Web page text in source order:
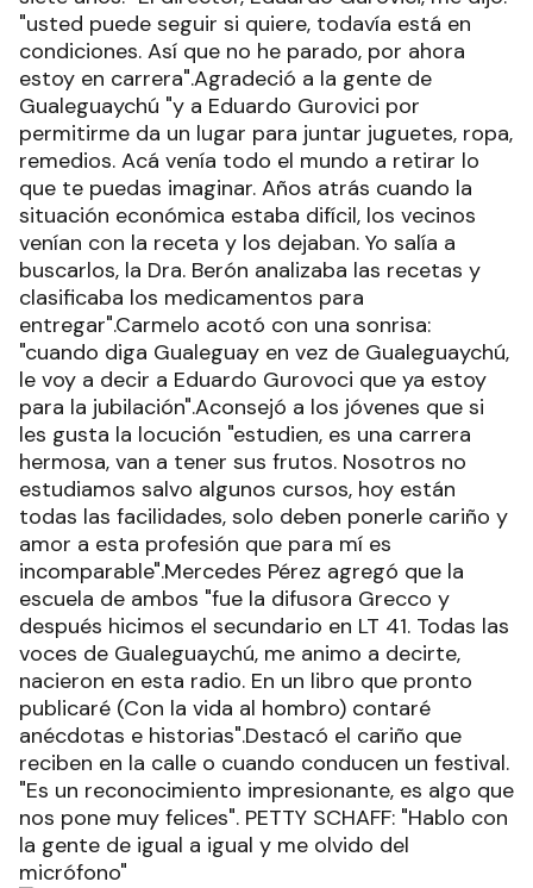
"usted puede seguir si quiere, todavía está en
condiciones. Así que no he parado, por ahora
estoy en carrera".Agradeció a la gente de
Gualeguaychú "y a Eduardo Gurovici por
permitirme da un lugar para juntar juguetes, ropa,
remedios. Acá venía todo el mundo a retirar lo
que te puedas imaginar. Años atrás cuando la
situación económica estaba difícil, los vecinos
venían con la receta y los dejaban. Yo salía a
buscarlos, la Dra. Berón analizaba las recetas y
clasificaba los medicamentos para
entregar".Carmelo acotó con una sonrisa:
"cuando diga Gualeguay en vez de Gualeguaychú,
le voy a decir a Eduardo Gurovoci que ya estoy
para la jubilación".Aconsejó a los jóvenes que si
les gusta la locución "estudien, es una carrera
hermosa, van a tener sus frutos. Nosotros no
estudiamos salvo algunos cursos, hoy están
todas las facilidades, solo deben ponerle cariño y
amor a esta profesión que para mí es
incomparable".Mercedes Pérez agregó que la
escuela de ambos "fue la difusora Grecco y
después hicimos el secundario en LT 41. Todas las
voces de Gualeguaychú, me animo a decirte,
nacieron en esta radio. En un libro que pronto
publicaré (Con la vida al hombro) contaré
anécdotas e historias".Destacó el cariño que
reciben en la calle o cuando conducen un festival.
"Es un reconocimiento impresionante, es algo que
nos pone muy felices". PETTY SCHAFF: "Hablo con
la gente de igual a igual y me olvido del
micrófono"